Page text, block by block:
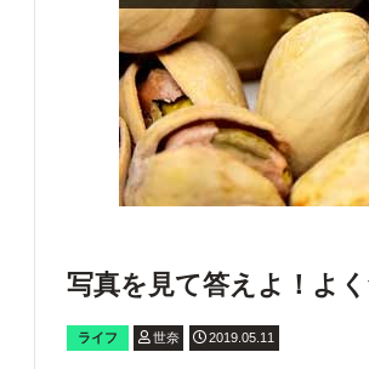
写真を見て答えよ！よ
ライフ 世奈 2019.05.11